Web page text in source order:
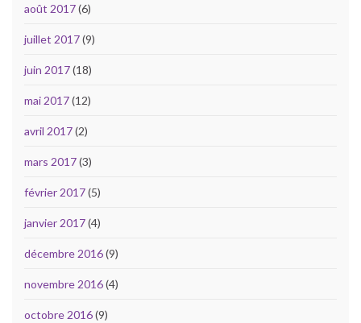
août 2017(6)
juillet 2017(9)
juin 2017(18)
mai 2017(12)
avril 2017(2)
mars 2017(3)
février 2017(5)
janvier 2017(4)
décembre 2016(9)
novembre 2016(4)
octobre 2016(9)